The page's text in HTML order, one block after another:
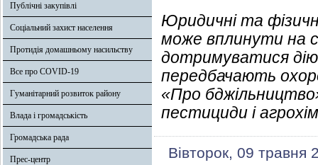
Публічні закупівлі
Соціальний захист населення
Протидія домашньому насильству
Все про COVID-19
Гуманітарний розвиток району
Влада і громадськість
Громадська рада
Прес-центр
Юридичні та
може вплинути на
дотримуватися
передбачають
«Про
пестициди і
Вівторок, 09 травня